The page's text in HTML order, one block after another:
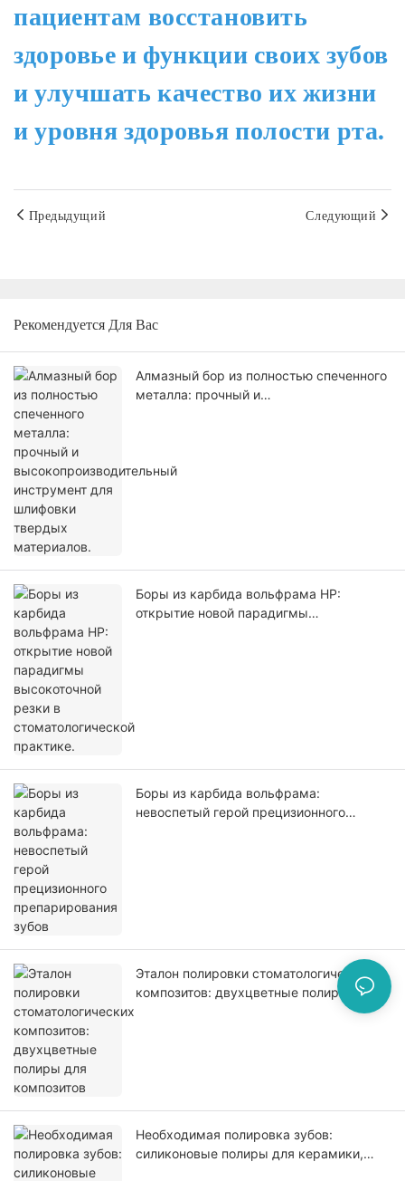
пациентам восстановить
здоровье и функции своих зубов
и улучшать качество их жизни
и уровня здоровья полости рта.
Предыдущий Следующий
Рекомендуется Для Вас
Алмазный бор из полностью спеченного
металла: прочный и
Боры из карбида вольфрама HP:
открытие новой парадигмы
Боры из карбида вольфрама:
невоспетый герой прецизионного
Эталон полировки стоматологических
композитов: двухцветные полиры для
Необходимая полировка зубов:
силиконовые полиры для керамики,